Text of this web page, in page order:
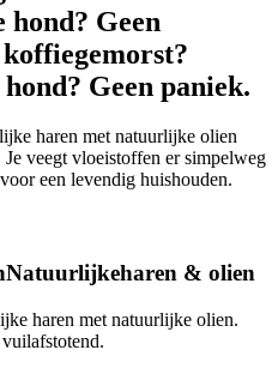
hond? Geen
gemorst?
Geen paniek.
haren met natuurlijke olien
veegt vloeistoffen er simpelweg
een levendig huishouden.
Natuurlijkeharen & olien
haren met natuurlijke olien.